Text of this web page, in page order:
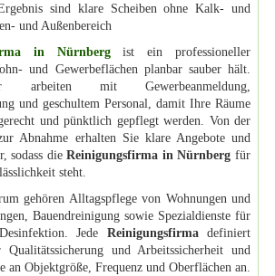
sind klare Scheiben ohne Kalk- und
und Außenbereich
in Nürnbergist ein professioneller
und Gewerbeflächen planbar sauber hält.
arbeiten mit Gewerbeanmeldung,
und geschultem Personal, damit Ihre Räume
und pünktlich gepflegt werden. Von der
Abnahme erhalten Sie klare Angebote und
sodass dieReinigungsfirma in Nürnberg für
steht.
gehören Alltagspflege von Wohnungen und
Bauendreinigung sowie Spezialdienste für
Jede Reinigungsfirmadefiniert
und Arbeitssicherheit und
an Objektgröße, Frequenz und Oberflächen an.